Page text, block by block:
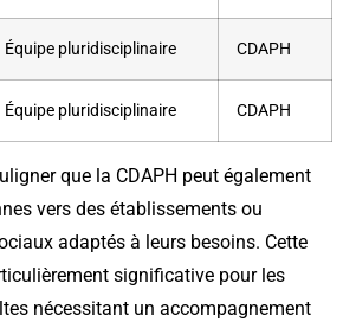
Équipe pluridisciplinaire CDAPH
Équipe pluridisciplinaire CDAPH
que la CDAPH peut également
vers des établissements ou
adaptés à leurs besoins. Cette
significative pour les
nécessitant un accompagnement